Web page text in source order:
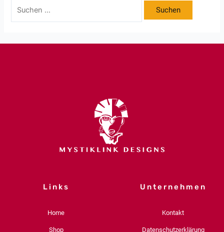
Links
Home
Shop
Unternehmen
Kontakt
Datenschutzerklärung